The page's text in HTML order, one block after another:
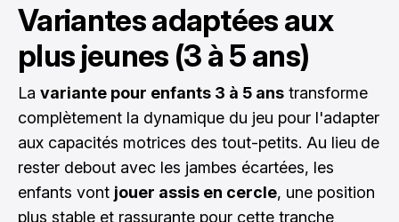
Variantes adaptées aux
plus jeunes (3 à 5 ans)
La variante pour enfants 3 à 5 ans transforme
complètement la dynamique du jeu pour l'adapter
aux capacités motrices des tout-petits. Au lieu de
rester debout avec les jambes écartées, les
enfants vont jouer assis en cercle, une position
plus stable et rassurante pour cette tranche